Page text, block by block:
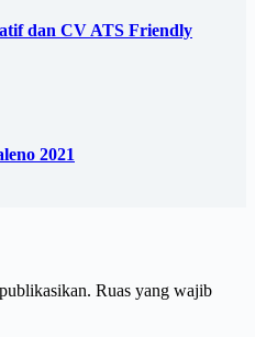
dan CV ATS Friendly
2021
Ruas yang wajib